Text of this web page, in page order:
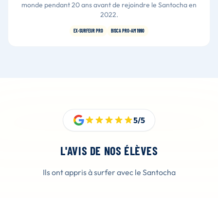
monde pendant 20 ans avant de rejoindre le Santocha en
2022.
EX-SURFEUR PRO BISCA PRO-AM 1990
5/5
L'AVIS DE NOS ÉLÈVES
Ils ont appris à surfer avec le Santocha